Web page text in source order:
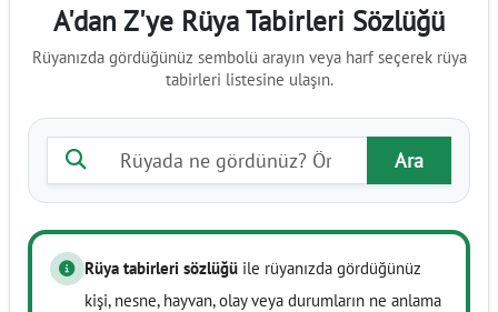
A'dan Z'ye Rüya Tabirleri Sözlüğü
Rüyanızda gördüğünüz sembolü arayın veya harf seçerek rüya
tabirleri listesine ulaşın.
Rüya tabiri ara
Ara
Rüya tabirleri sözlüğü ile rüyanızda gördüğünüz
kişi, nesne, hayvan, olay veya durumların ne anlama